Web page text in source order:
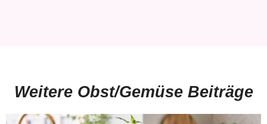
Weitere Obst/Gemüse Beiträge